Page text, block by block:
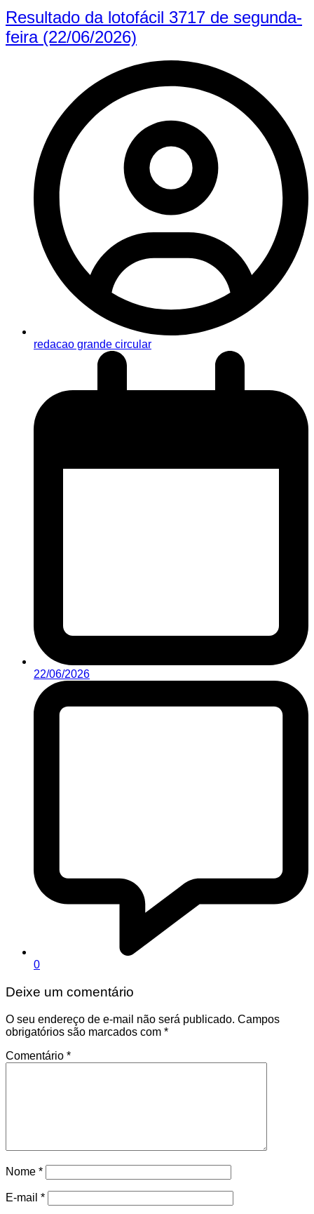
Resultado da lotofácil 3717 de segunda-
feira (22/06/2026)
redacao grande circular
22/06/2026
0
Deixe um comentário
O seu endereço de e-mail não será publicado. Campos
obrigatórios são marcados com *
Comentário *
Nome *
E-mail *